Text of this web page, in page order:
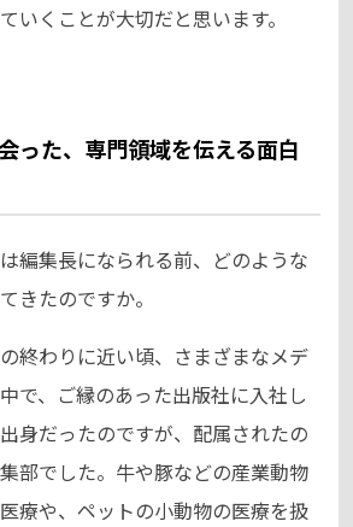
いくことが大切だと思います。
った、専門領域を伝える面白
編集長になられる前、どのような
きたのですか。
終わりに近い頃、さまざまなメデ
で、ご縁のあった出版社に入社し
身だったのですが、配属されたの
部でした。牛や豚などの産業動物
療や、ペットの小動物の医療を扱